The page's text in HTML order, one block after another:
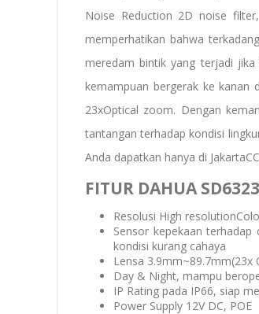
Noise Reduction 2D noise
memperhatikan bahwa
meredam bintik yang terjadi jika
kemampuan bergerak ke kanan
23xOptical zoom. Dengan
tantangan terhadap kondisi
Anda dapatkan hanya di
FITUR DAHUA
Resolusi High
Sensor kepekaan terhadap
kondisi kurang cahaya
Lensa 3.9mm~89.7mm(23x
Day & Night, mampu
IP Rating pada IP66, siap
Power Supply 12V DC, POE